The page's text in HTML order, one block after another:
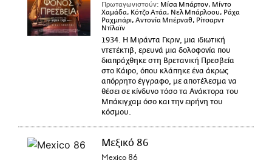
Πρωταγωνιστούν: Μίσα Μπάρτον, Μίντο
Χαμάδα, Κότζο Ατάα, Νελ Μπάρλοου, Ράχα
Ραχμπάρι, Αντονία Μπέρναθ, Ρίτσαρντ
Ντίλαϊν
1934. Η Μιράντα Γκριν, μια ιδιωτική
ντετέκτιβ, ερευνά μια δολοφονία που
διαπράχθηκε στη Βρετανική Πρεσβεία
στο Κάιρο, όπου κλάπηκε ένα άκρως
απόρρητο έγγραφο, με αποτέλεσμα να
θέσει σε κίνδυνο τόσο τα Ανάκτορα του
Μπάκιγχαμ όσο και την ειρήνη του
κόσμου.
Μεξικό 86
Mexico 86